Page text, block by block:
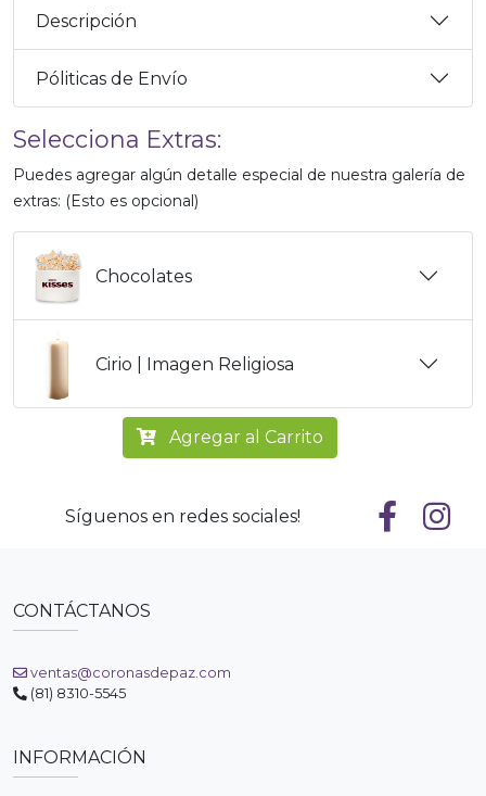
Descripción
Póliticas de Envío
Selecciona Extras:
Puedes agregar algún detalle especial de nuestra galería de
extras: (Esto es opcional)
Chocolates
Cirio | Imagen Religiosa
Agregar al Carrito
Síguenos en redes sociales!
CONTÁCTANOS
ventas@coronasdepaz.com
(81) 8310-5545
INFORMACIÓN